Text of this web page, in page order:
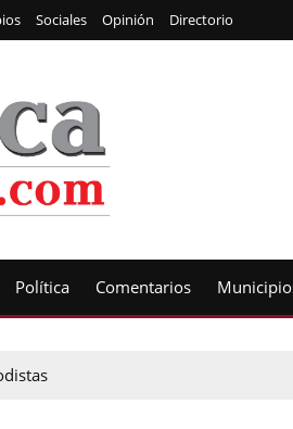
Sociales Opinión Directorio
Política Comentarios